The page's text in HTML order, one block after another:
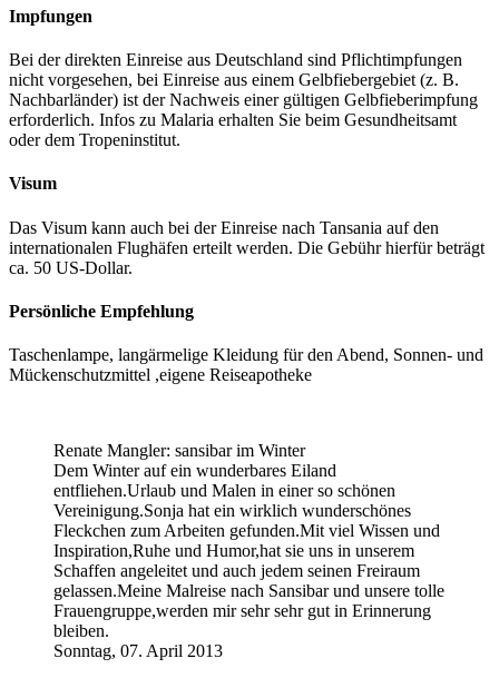
Impfungen
Bei der direkten Einreise aus Deutschland sind Pflichtimpfungen
nicht vorgesehen, bei Einreise aus einem Gelbfiebergebiet (z. B.
Nachbarländer) ist der Nachweis einer gültigen Gelbfieberimpfung
erforderlich. Infos zu Malaria erhalten Sie beim Gesundheitsamt
oder dem Tropeninstitut.
Visum
Das Visum kann auch bei der Einreise nach Tansania auf den
internationalen Flughäfen erteilt werden. Die Gebühr hierfür beträgt
ca. 50 US-Dollar.
Persönliche Empfehlung
Taschenlampe, langärmelige Kleidung für den Abend, Sonnen- und
Mückenschutzmittel ,eigene Reiseapotheke
Renate Mangler: sansibar im Winter
Dem Winter auf ein wunderbares Eiland
entfliehen.Urlaub und Malen in einer so schönen
Vereinigung.Sonja hat ein wirklich wunderschönes
Fleckchen zum Arbeiten gefunden.Mit viel Wissen und
Inspiration,Ruhe und Humor,hat sie uns in unserem
Schaffen angeleitet und auch jedem seinen Freiraum
gelassen.Meine Malreise nach Sansibar und unsere tolle
Frauengruppe,werden mir sehr sehr gut in Erinnerung
bleiben.
Sonntag, 07. April 2013